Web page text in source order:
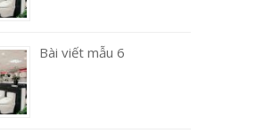
Bài viết mẫu 6